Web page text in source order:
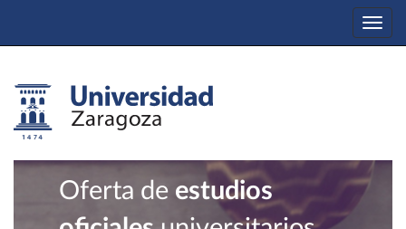
Oferta de estudios